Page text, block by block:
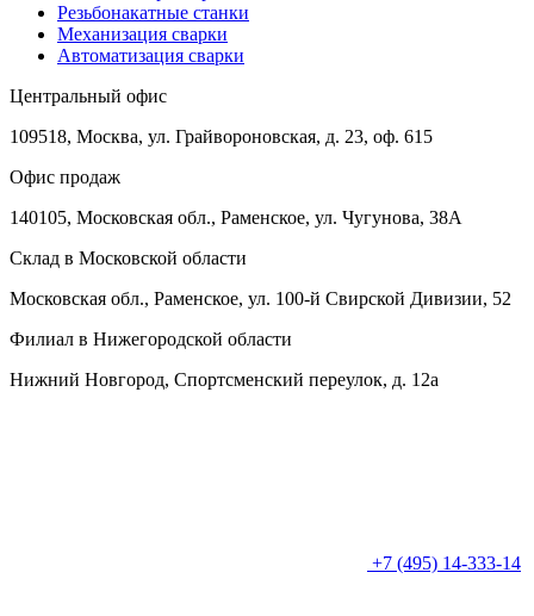
Резьбонакатные станки
Механизация сварки
Автоматизация сварки
Центральный офис
109518, Москва, ул. Грайвороновская, д. 23, оф. 615
Офис продаж
140105, Московская обл., Раменское, ул. Чугунова, 38А
Склад в Московской области
Московская обл., Раменское, ул. 100-й Свирской Дивизии, 52
Филиал в Нижегородской области
Нижний Новгород, Спортсменский переулок, д. 12а
+7 (495) 14-333-14